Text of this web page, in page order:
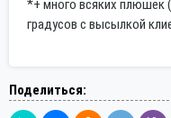
*+ много всяких плюшек
градусов с высылкой
Поделиться: